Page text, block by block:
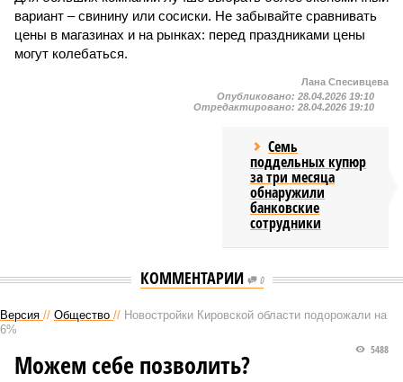
вариант – свинину или сосиски. Не забывайте сравнивать
цены в магазинах и на рынках: перед праздниками цены
могут колебаться.
Лана Спесивцева
Опубликовано: 28.04.2026 19:10
Отредактировано: 28.04.2026 19:10
Семь
поддельных купюр
за три месяца
обнаружили
банковские
сотрудники
КОММЕНТАРИИ 0
Версия // Общество // Новостройки Кировской области подорожали на
6%
5488
Можем себе позволить?